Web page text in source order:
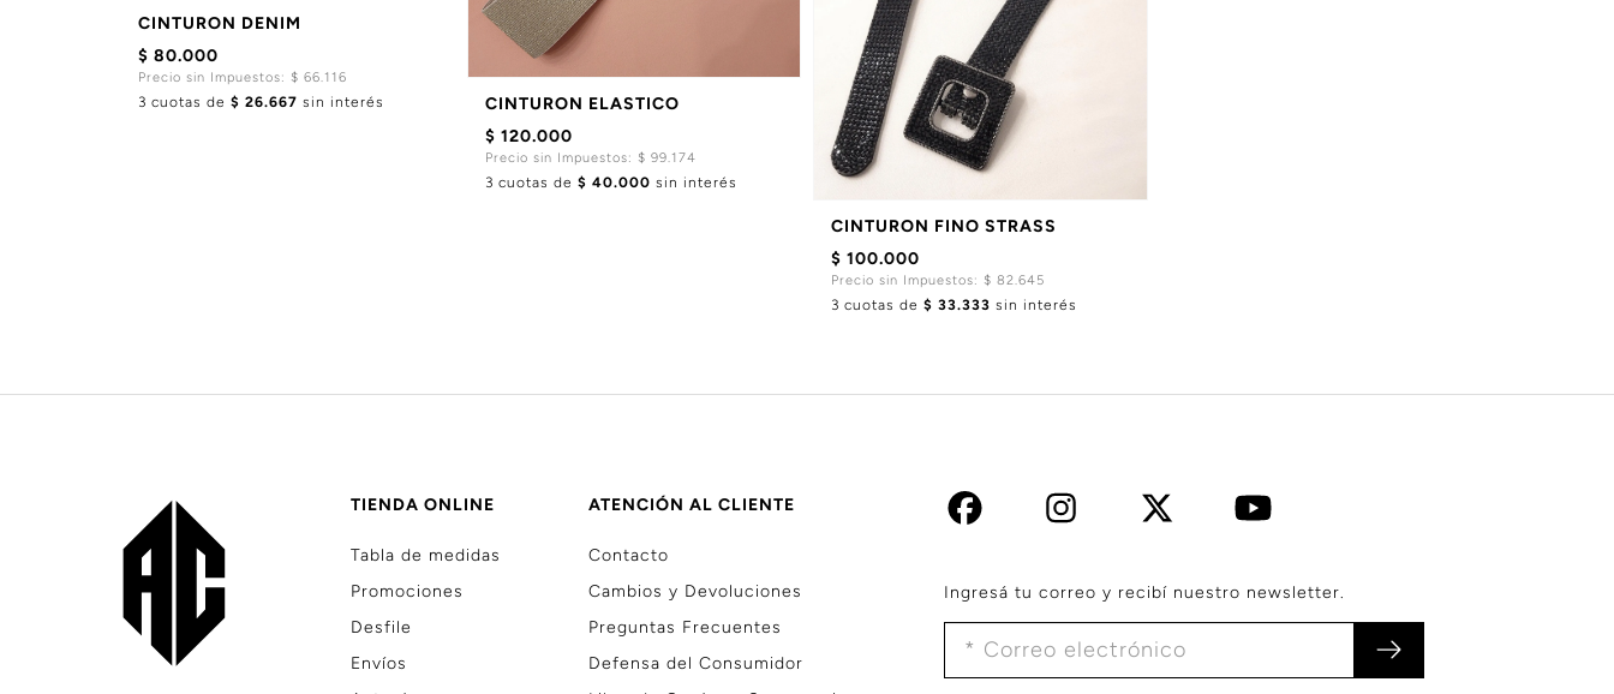
CINTURON DENIM
$ 80.000
Precio sin Impuestos: $ 66.116
3 cuotas de $ 26.667 sin interés
CINTURON ELASTICO
$ 120.000
Precio sin Impuestos: $ 99.174
3 cuotas de $ 40.000 sin interés
CINTURON FINO STRASS
$ 100.000
Precio sin Impuestos: $ 82.645
3 cuotas de $ 33.333 sin interés
TIENDA ONLINE
Tabla de medidas
Promociones
Desfile
Envíos
ATENCIÓN AL CLIENTE
Contacto
Cambios y Devoluciones
Preguntas Frecuentes
Defensa del Consumidor
Ingresá tu correo y recibí nuestro newsletter.